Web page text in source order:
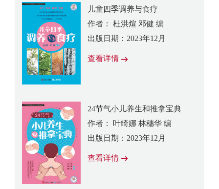
儿童四季调养与食疗
作者： 杜洪煊 邓健 编
出版日期：2023年12月
查看详情
24节气小儿养生和推拿宝典
作者： 叶绮娜 林穗华 编
出版日期：2023年12月
查看详情